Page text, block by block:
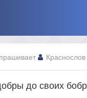
до своих